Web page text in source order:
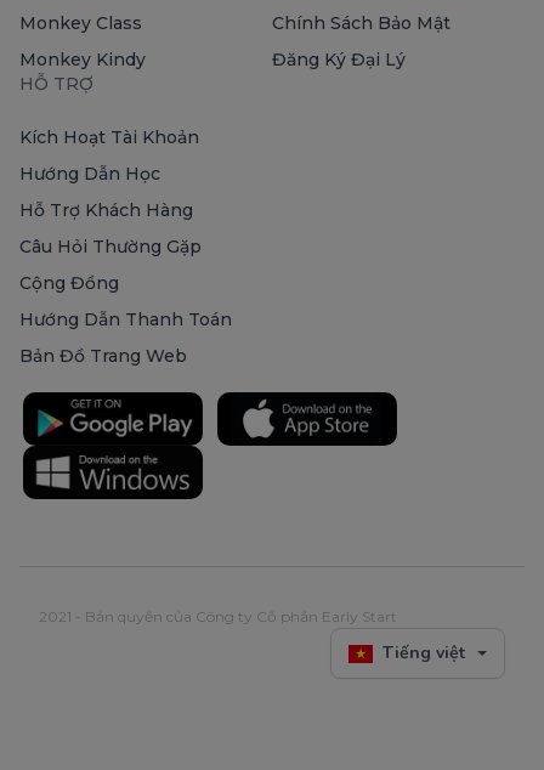
Monkey Class
Monkey Kindy
Chính Sách Bảo Mật
Đăng Ký Đại Lý
HỖ TRỢ
Kích Hoạt Tài Khoản
Hướng Dẫn Học
Hỗ Trợ Khách Hàng
Câu Hỏi Thường Gặp
Cộng Đồng
Hướng Dẫn Thanh Toán
Bản Đồ Trang Web
2021 - Bản quyền của Công ty Cổ phần Early Start
Tiếng việt